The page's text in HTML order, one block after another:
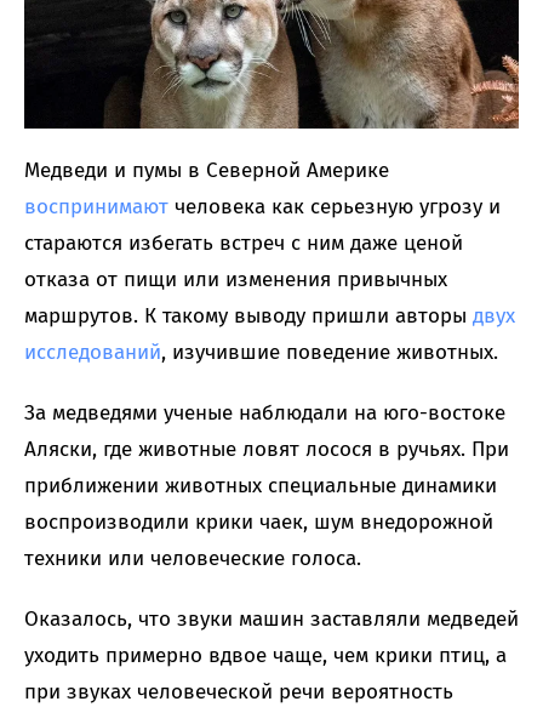
Медведи и пумы в Северной Америке
воспринимают человека как серьезную угрозу и
стараются избегать встреч с ним даже ценой
отказа от пищи или изменения привычных
маршрутов. К такому выводу пришли авторы двух
исследований, изучившие поведение животных.
За медведями ученые наблюдали на юго-востоке
Аляски, где животные ловят лосося в ручьях. При
приближении животных специальные динамики
воспроизводили крики чаек, шум внедорожной
техники или человеческие голоса.
Оказалось, что звуки машин заставляли медведей
уходить примерно вдвое чаще, чем крики птиц, а
при звуках человеческой речи вероятность